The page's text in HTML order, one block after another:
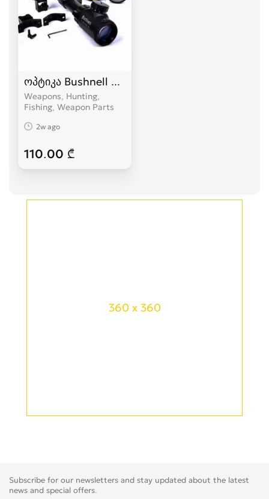
ოპტიკა Bushnell 3-9x40E
Weapons, Hunting,
Fishing, Weapon Parts
2w ago
110.00 ₾
360 x 360
Subscribe for our newsletters and stay updated about the latest
news and special offers.